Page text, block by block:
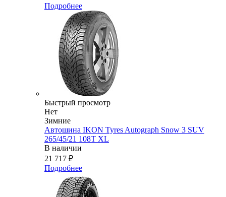
Подробнее
Быстрый просмотр
Нет
Зимние
Автошина IKON Tyres Autograph Snow 3 SUV
265/45/21 108T XL
В наличии
21 717 ₽
Подробнее